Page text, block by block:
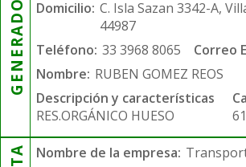
GENERADOR
Domicilio: C. Isla Sazan 3342-A,
44987
Teléfono: 33 3968 8065 Correo
Nombre: RUBEN GOMEZ REOS
Descripción y características
RES.ORGÁNICO HUESO
Nombre de la empresa: